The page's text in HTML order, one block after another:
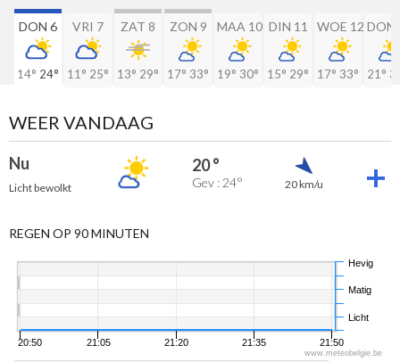
DON 6
14° 24°
VRI 7
11° 25°
ZAT 8
13° 29°
ZON 9
17° 33°
MAA 10
19° 30°
DIN 11
15° 29°
WOE 12
17° 33°
DON
21°
WEER VANDAAG
Nu
Licht bewolkt
20 °
Gev : 24° 20 km/u
REGEN OP 90 MINUTEN
20:50 21:05 21:20 21:35 21:50
Licht
Matig
Hevig
www.meteobelgie.be